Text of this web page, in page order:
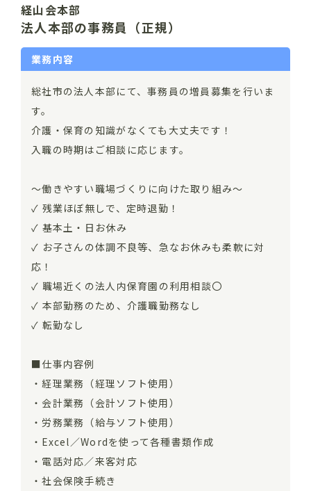
経山会本部
法人本部の事務員（正規）
業務内容
総社市の法人本部にて、事務員の増員募集を行いま
す。
介護・保育の知識がなくても大丈夫です！
入職の時期はご相談に応じます。
～働きやすい職場づくりに向けた取り組み～
✓ 残業ほぼ無しで、定時退勤！
✓ 基本土・日お休み
✓ お子さんの体調不良等、急なお休みも柔軟に対
応！
✓ 職場近くの法人内保育園の利用相談〇
✓ 本部勤務のため、介護職勤務なし
✓ 転勤なし
■仕事内容例
・経理業務（経理ソフト使用）
・会計業務（会計ソフト使用）
・労務業務（給与ソフト使用）
・Excel／Wordを使って各種書類作成
・電話対応／来客対応
・社会保険手続き